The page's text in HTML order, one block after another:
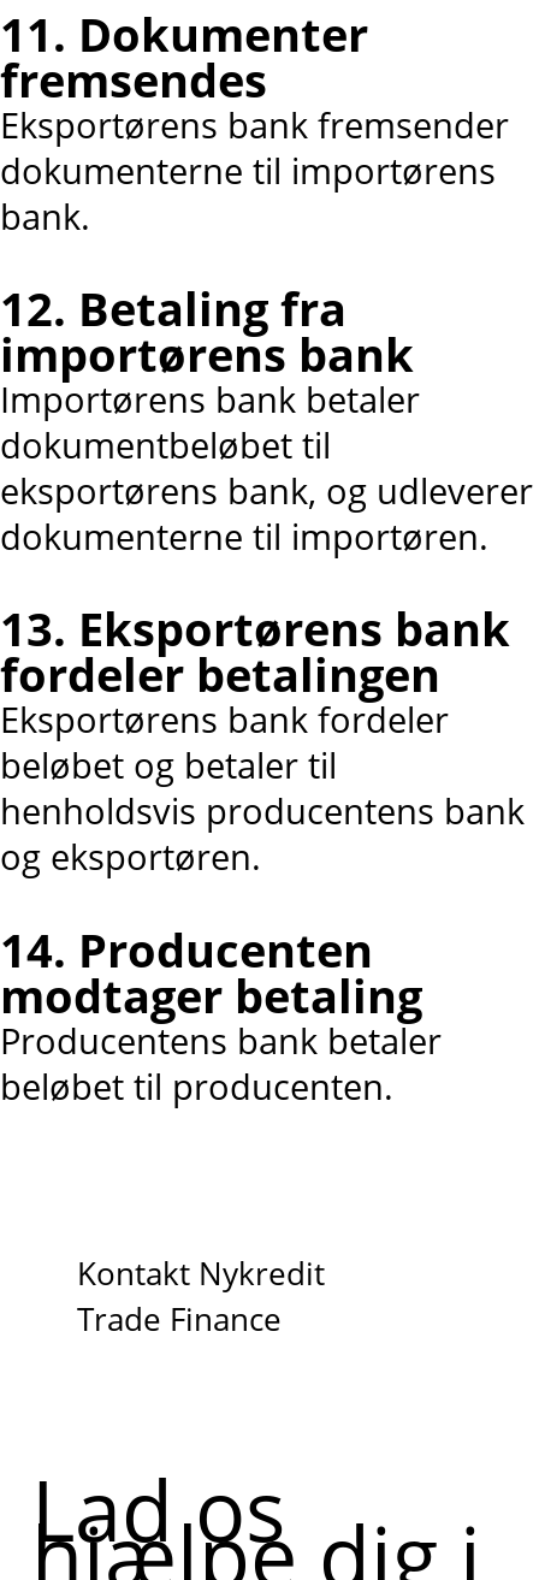
11. Dokumenter
fremsendes
Eksportørens bank fremsender
dokumenterne til importørens
bank.
12. Betaling fra
importørens bank
Importørens bank betaler
dokumentbeløbet til
eksportørens bank, og udleverer
dokumenterne til importøren.
13. Eksportørens bank
fordeler betalingen
Eksportørens bank fordeler
beløbet og betaler til
henholdsvis producentens bank
og eksportøren.
14. Producenten
modtager betaling
Producentens bank betaler
beløbet til producenten.
Kontakt Nykredit
Trade Finance
Lad os
hjælpe dig i